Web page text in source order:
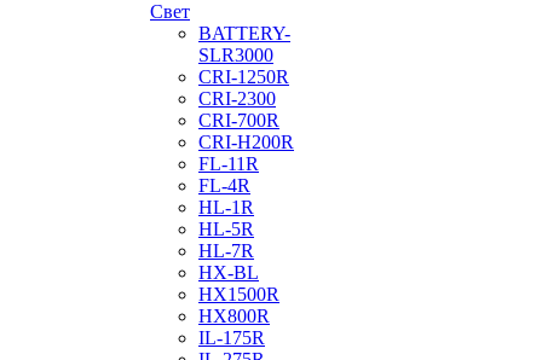
Cвет
BATTERY-
SLR3000
CRI-1250R
CRI-2300
CRI-700R
CRI-H200R
FL-11R
FL-4R
HL-1R
HL-5R
HL-7R
HX-BL
HX1500R
HX800R
IL-175R